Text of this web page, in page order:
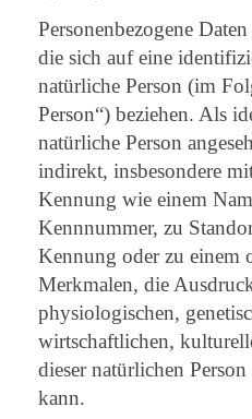
Personenbezogene
die sich auf eine
natürliche Person (im
Person“) beziehen. Als
natürliche Person
indirekt, insbesondere
Kennung wie einem
Kennnummer, zu
Kennung oder zu einem
Merkmalen, die
physiologischen,
wirtschaftlichen,
dieser natürlichen
kann.